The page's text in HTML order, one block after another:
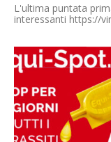
L'ultima puntata